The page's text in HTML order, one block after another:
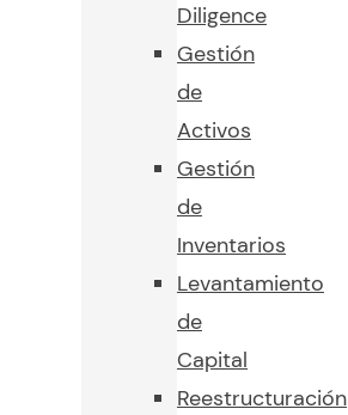
Diligence
Gestión
de
Activos
Gestión
de
Inventarios
Levantamiento
de
Capital
Reestructuración